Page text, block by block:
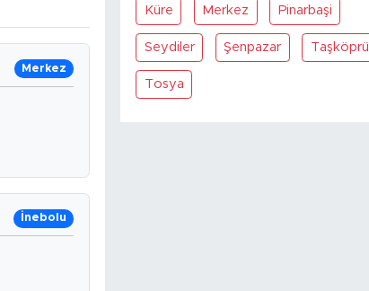
Merkez
İnebolu
Küre Merkez Pinarbaşi
Seydiler Şenpazar Taşköprü
Tosya